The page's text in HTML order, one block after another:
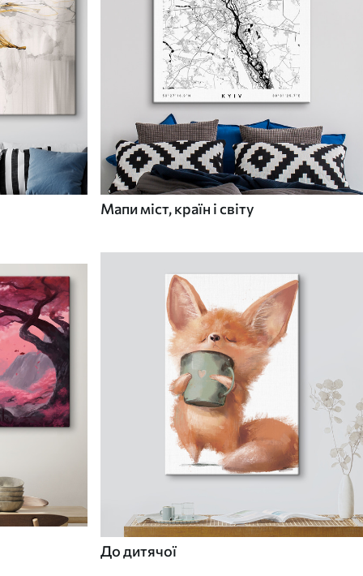
Мапи міст, країн і світу
До дитячої